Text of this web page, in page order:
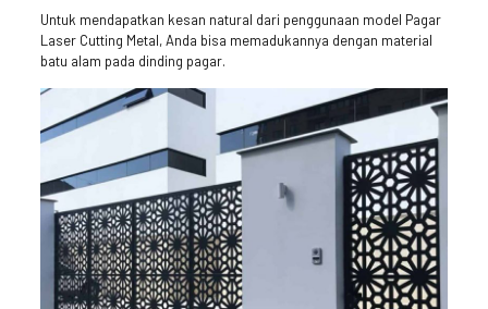
Untuk mendapatkan kesan natural dari penggunaan model Pagar
Laser Cutting Metal, Anda bisa memadukannya dengan material
batu alam pada dinding pagar.